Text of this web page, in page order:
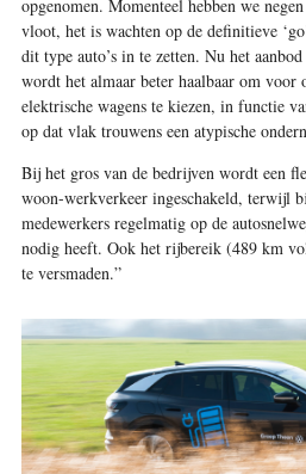
opgenomen. Momenteel hebben we
vloot, het is wachten op de definitieve
dit type auto’s in te zetten. Nu het
wordt het almaar beter haalbaar om voor
elektrische wagens te kiezen, in functie
op dat vlak trouwens een atypische
Bij het gros van de bedrijven wordt een
woon-werkverkeer ingeschakeld, terwijl
medewerkers regelmatig op de
nodig heeft. Ook het rijbereik (489 km
te versmaden.”